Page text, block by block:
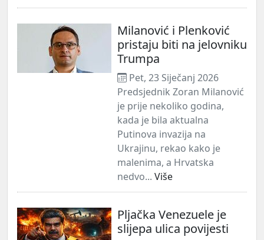
Milanović i Plenković
pristaju biti na jelovniku
Trumpa
Pet, 23 Siječanj 2026
Predsjednik Zoran Milanović
je prije nekoliko godina,
kada je bila aktualna
Putinova invazija na
Ukrajinu, rekao kako je
malenima, a Hrvatska
nedvo... Više
Pljačka Venezuele je
slijepa ulica povijesti